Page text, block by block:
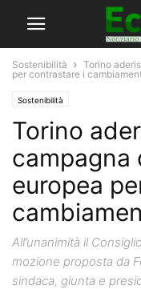
Sostenibilità
Torino
per contrastare i
Sostenibilità
Torino
campagna
europea
All’unanimità il
mozione proposta da
sindaca, giunta e